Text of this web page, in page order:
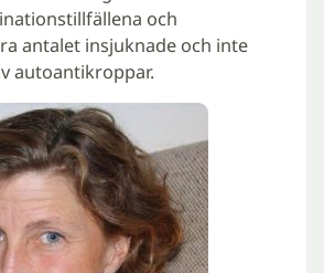
och
antalet insjuknade och inte
autoantikroppar.